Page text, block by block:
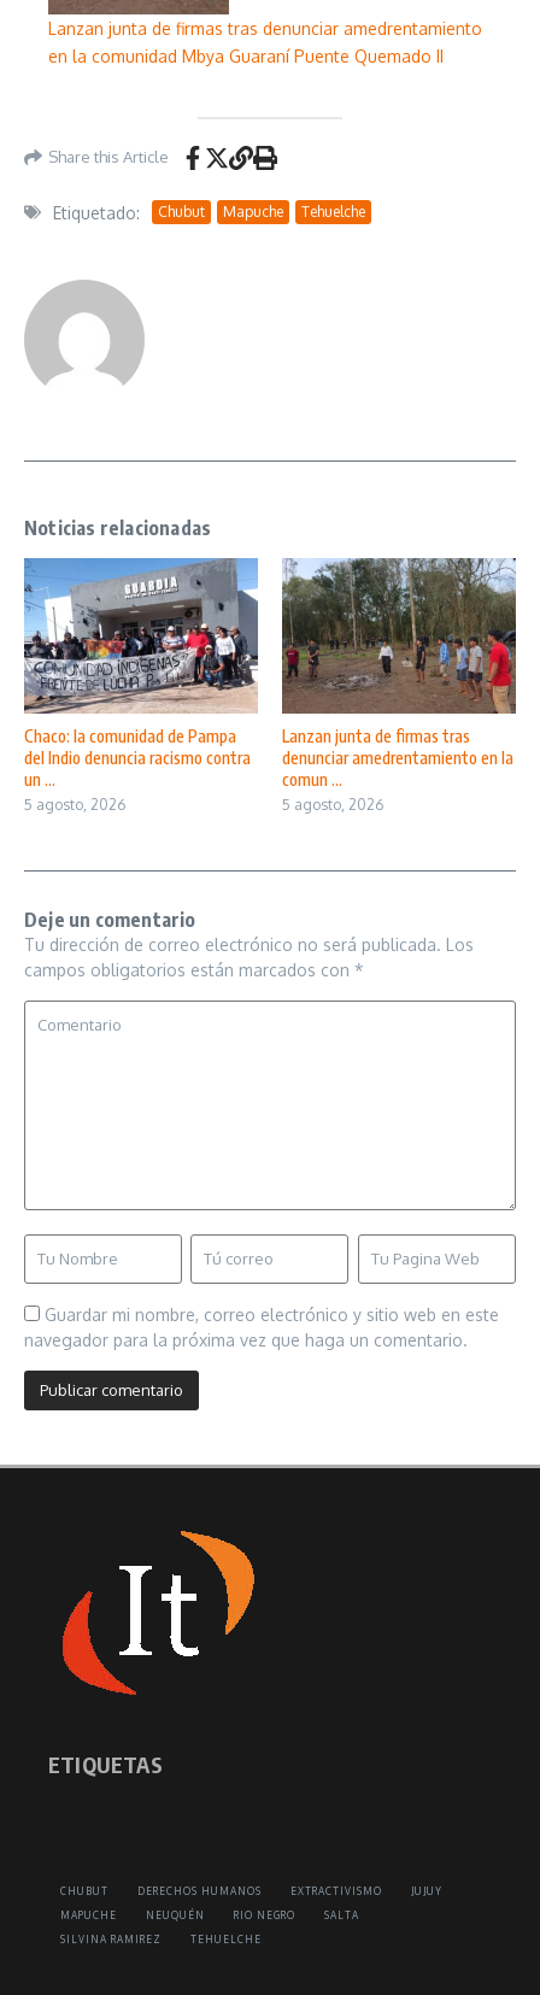
Lanzan junta de firmas tras denunciar amedrentamiento
en la comunidad Mbya Guaraní Puente Quemado II
Share this Article
Etiquetado: Chubut Mapuche Tehuelche
Noticias relacionadas
Chaco: la comunidad de Pampa
del Indio denuncia racismo contra
un ...
5 agosto, 2026
Lanzan junta de firmas tras
denunciar amedrentamiento en la
comun ...
5 agosto, 2026
Deje un comentario
Tu dirección de correo electrónico no será publicada. Los
campos obligatorios están marcados con *
Guardar mi nombre, correo electrónico y sitio web en este
navegador para la próxima vez que haga un comentario.
ETIQUETAS
CHUBUT DERECHOS HUMANOS EXTRACTIVISMO
JUJUY
MAPUCHE
NEUQUÉN RIO NEGRO
SALTA
SILVINA RAMIREZ
TEHUELCHE